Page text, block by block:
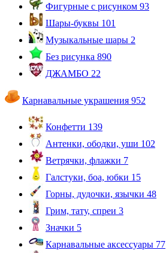
Фигурные с рисунком 93
Шары-буквы 101
Музыкальные шары 2
Без рисунка 890
ДЖАМБО 22
Карнавальные украшения 952
Конфетти 139
Антенки, ободки, уши 102
Ветрячки, флажки 7
Галстуки, боа, юбки 15
Горны, дудочки, язычки 48
Грим, тату, спреи 3
Значки 5
Карнавальные аксессуары 77